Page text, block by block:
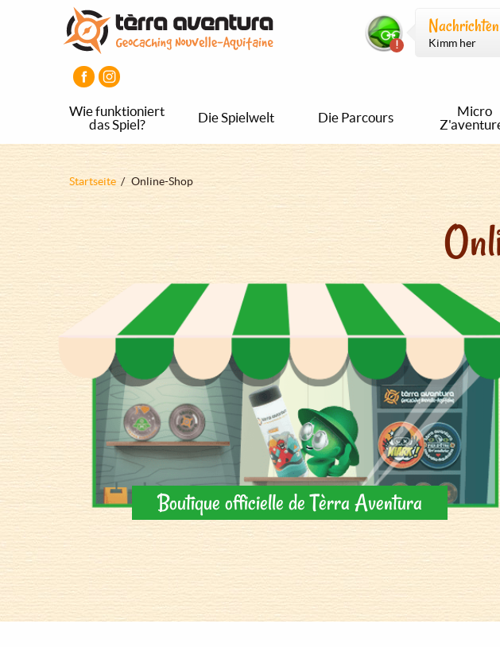
Nachrichten
Kimm her
Wie funktioniert
das Spiel?
Die Spielwelt Die Parcours
Micro
Pfadnavigation
Startseite Online-Shop
Boutique officielle de Tèrra Aventura